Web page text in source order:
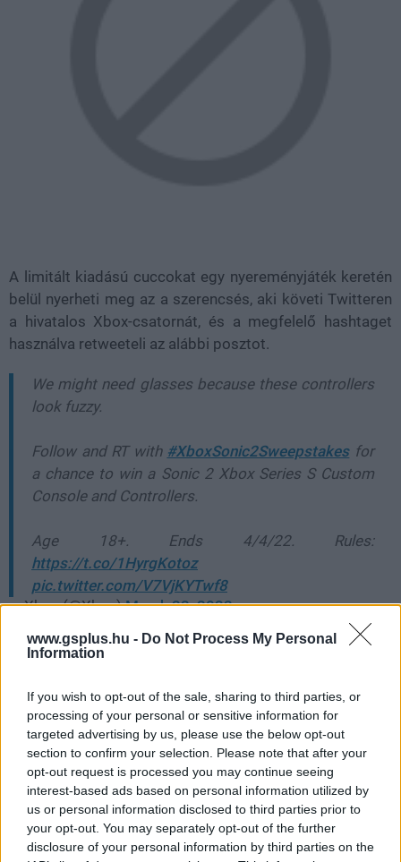
www.gsplus.hu - Do Not Process My Personal
Information
If you wish to opt-out of the sale, sharing to third parties, or
processing of your personal or sensitive information for
targeted advertising by us, please use the below opt-out
section to confirm your selection. Please note that after your
opt-out request is processed you may continue seeing
interest-based ads based on personal information utilized by
us or personal information disclosed to third parties prior to
your opt-out. You may separately opt-out of the further
disclosure of your personal information by third parties on the
A limitált kiadású cuccokat egy nyereményjáték keretén
belül nyerheti meg az a szerencsés, aki követi Twitteren
a hivatalos Xbox-csatornát, és a megfelelő hashtaget
használva retweeteli az alábbi posztot.
We might need glasses because these controllers
look fuzzy.
Follow and RT with #XboxSonic2Sweepstakesfor
a chance to win a Sonic 2 Xbox Series S Custom
Console and Controllers.
Age 18+. Ends 4/4/22. Rules:
https://t.co/1HyrgKotoz
pic.twitter.com/V7VjKYTwf8
— Xbox (@Xbox)March 22, 2022
Az Egyesült Államokban élőknek pedig arra is
keresztül csapjanak le a szőrmók kontrollerekre és a
konzolra.
Nem akarsz lemaradni semmiről?
Rengeteg hír és cikk vár rád, lehet, hogy éppen nem
jön szembe GSO-n vagy a social médiában. Segítünk,
hogy naprakész maradj, kiválogatjuk neked a